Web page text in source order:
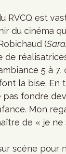
RVCQ est
du cinéma
(
de
5 à
la bise. En
pas fondre
Mon
de « je ne
scène pour